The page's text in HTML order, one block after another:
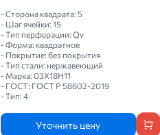
- Сторона квадрата: 5
- Шаг ячейки: 15
- Тип перфорации: Qv
- Форма: квадратное
- Покрытие: без покрытия
- Тип стали: нержавеющий
- Марка: 03Х18Н11
- ГОСТ: ГОСТ Р 58602-2019
- Тип: 4
Уточнить цену